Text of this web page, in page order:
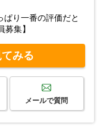
り一番の評価だと
集】
みる
メールで質問